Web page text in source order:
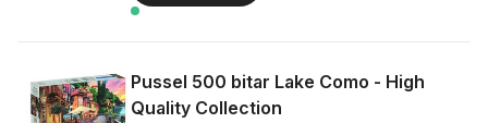
Pussel 500 bitar Lake Como - High
Quality Collection